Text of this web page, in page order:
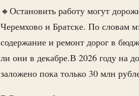
🔸Остановить работу могут
Черемхово и Братске. По словам
содержание и ремонт дорог в
ли они в декабре.В 2026 году на
заложено пока только 30 млн